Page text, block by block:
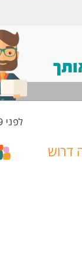
לפני 19 שעות
דרוש